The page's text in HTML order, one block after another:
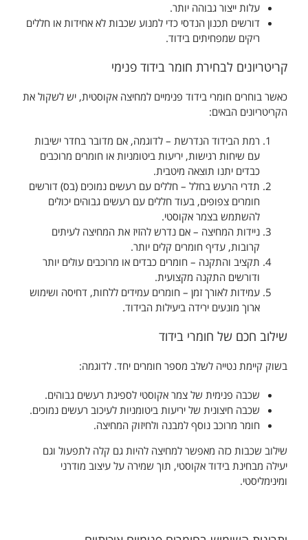
עלות ייצור גבוהה יותר.
דורשים תכנון הנדסי כדי למנוע שכבות לא אחידות או חללים
ריקים שמפחיתים בידוד.
קריטריונים לבחירת חומר בידוד פנימי
כאשר בוחרים חומרי בידוד פנימיים למחיצה אקוסטית, יש לשקול את
הקריטריונים הבאים:
רמת הבידוד הנדרשת – לדוגמה, אם מדובר בחדר ישיבות
עם שיחות רגישות, יריעות ביטומניות או חומרים מרוכבים
כבדים יתנו תוצאה מיטבית.
תדרי הרעש בחלל – חללים עם רעשים נמוכים (בס) דורשים
חומרים צפופים, בעוד חללים עם רעשים גבוהים יכולים
להשתמש בצמר אקוסטי.
ניידות המחיצה – אם נדרש להזיז את המחיצה לעיתים
קרובות, עדיף חומרים קלים יותר.
תקציב והתקנה – חומרים כבדים או מרוכבים עולים יותר
ודורשים התקנה מקצועית.
עמידות לאורך זמן – חומרים עמידים ללחות, דחיסה ושימוש
ארוך מונעים ירידה ביעילות הבידוד.
שילוב חכם של חומרי בידוד
בשוק קיימת נטייה לשלב מספר חומרים יחד. לדוגמה:
שכבה פנימית של צמר אקוסטי לספיגת רעשים גבוהים.
שכבה חיצונית של יריעות ביטומניות לעיכוב רעשים נמוכים.
חומר מרוכב נוסף למבנה ולחיזוק המחיצה.
שילוב שכבות כזה מאפשר למחיצה להיות גם קלה לתפעול וגם
יעילה מבחינת בידוד אקוסטי, תוך שמירה על עיצוב מודרני
ומינימליסטי.